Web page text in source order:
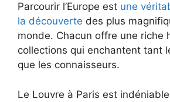
Parcourir l’Europe est une
la découverte des plus
monde. Chacun offre une riche
collections qui enchantent tant
que les connaisseurs.
Le Louvre à Paris est